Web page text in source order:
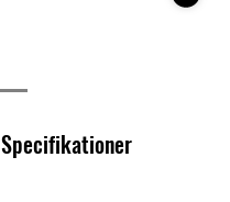
Specifikationer